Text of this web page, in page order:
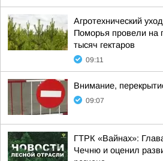
Агротехнический
Поморья провели на
тысяч гектаров
09:11
Внимание,
09:07
ГТРК «Вайнах»:
Чечню и оценил